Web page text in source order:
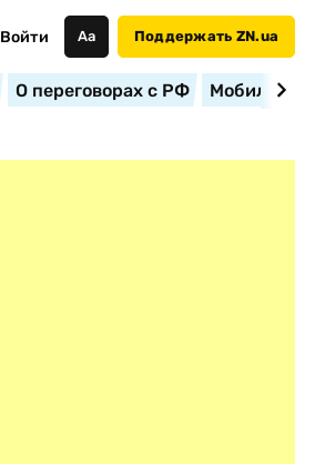
Войти Аа Поддержать ZN.ua
О переговорах с РФ